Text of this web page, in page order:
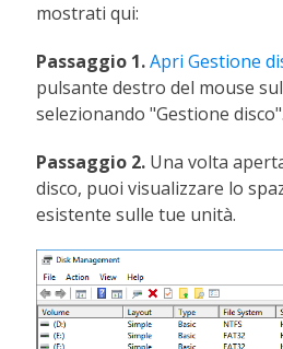
mostrati qui:
Passaggio 1. Apri Gestione
pulsante destro del mouse
selezionando "Gestione disco".
Passaggio 2. Una volta
disco, puoi visualizzare lo
esistente sulle tue unità.